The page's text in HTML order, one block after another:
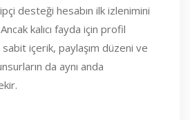
desteği hesabın ilk izlenimini
kalıcı fayda için profil
içerik, paylaşım düzeni ve
da aynı anda